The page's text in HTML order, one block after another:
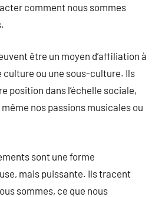
comment nous sommes
être un moyen d’affiliation à
culture ou une sous-culture. Ils
position dans l’échelle sociale,
nos passions musicales ou
sont une forme
mais puissante. Ils tracent
sommes, ce que nous